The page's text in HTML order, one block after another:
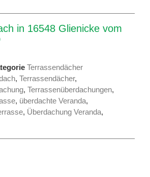
in 16548 Glienicke vom
Terrassendächer
, Terrassendächer,
, Terrassenüberdachungen,
, überdachte Veranda,
, Überdachung Veranda,